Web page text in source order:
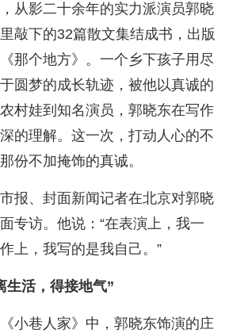
从影二十余年的实力派演员郭晓
敲下的32篇散文集结成书，出版
那个地方》。一个乡下孩子用尽
圆梦的成长轨迹，被他以真诚的
村娃到知名演员，郭晓东在写作
的理解。这一次，打动人心的不
份不加掩饰的真诚。
报、封面新闻记者在北京对郭晓
专访。他说：“在表演上，我一
上，我写的是我自己。”
生活，得接地气”
小巷人家》中，郭晓东饰演的庄